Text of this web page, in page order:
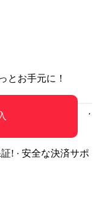
とお手元に！
! · 安全な決済サポ